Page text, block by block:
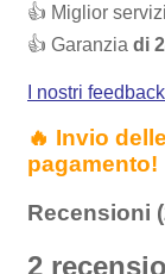
👍 Miglior
👍 Garanzia di
I nostri
🔥 Invio
pagamento!
Recensioni
2